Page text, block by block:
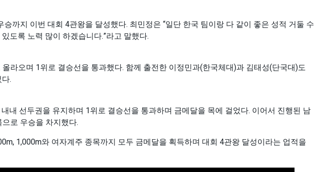
까지 이번 대회 4관왕을 달성했다. 최민정은 “일단 한국 팀이랑 다 같이 좋은 성적 거둘 수
도록 노력 많이 하겠습니다.”라고 말했다.
라오며 1위로 결승선을 통과했다. 함께 출전한 이정민과(한국체대)과 김태성(단국대)도
.
내 선두권을 유지하며 1위로 결승선을 통과하며 금메달을 목에 걸었다. 이어서 진행된 남
로 우승을 차지했다.
1,000m와 여자계주 종목까지 모두 금메달을 획득하며 대회 4관왕 달성이라는 업적을